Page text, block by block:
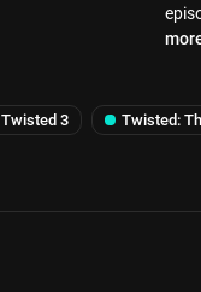
Twisted 3 Twisted: